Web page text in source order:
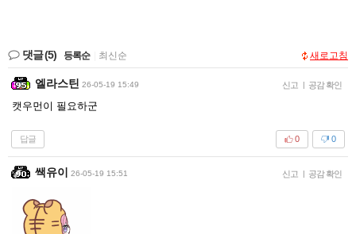
댓글(5) 등록순 최신순 새로고침
엘라스틴 26-05-19 15:49 신고 | 공감 확인
캣우먼이 필요하군
답글 0
0
쌕유이 26-05-19 15:51 신고 | 공감 확인